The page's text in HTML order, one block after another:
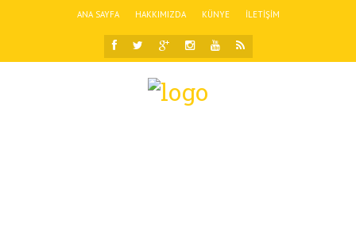
ANA SAYFA HAKKIMIZDA KÜNYE İLETIŞIM